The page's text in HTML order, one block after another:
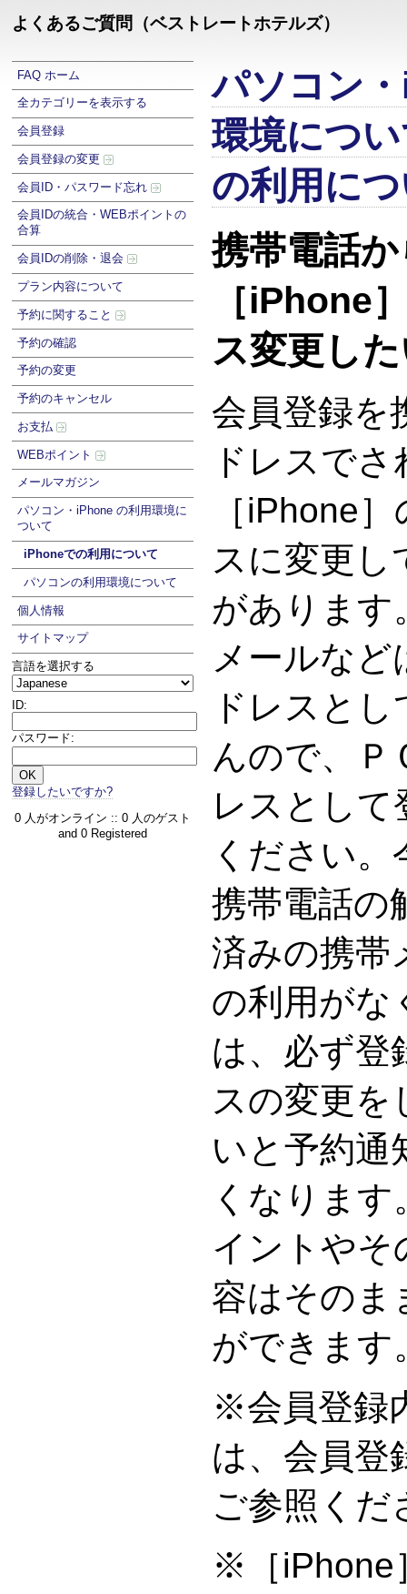
よくあるご質問（ベストレートホテルズ）
FAQ ホーム
全カテゴリーを表示する
会員登録
会員登録の変更
会員ID・パスワード忘れ
会員IDの統合・WEBポイントの
合算
会員IDの削除・退会
プラン内容について
予約に関すること
予約の確認
予約の変更
予約のキャンセル
お支払
WEBポイント
メールマガジン
パソコン・iPhone の利用環境に
ついて
iPhoneでの利用について
パソコンの利用環境について
個人情報
サイトマップ
言語を選択する
ID:
パスワード:
登録したいですか?
0 人がオンライン :: 0 人のゲスト
and 0 Registered
パソコン
環境につ
の利用に
携帯電話
［iPhone
ス変更し
会員登録を
ドレスで
［iPhone
スに変更し
があります
メールなど
ドレスと
んので、Ｐ
レスとして
ください
携帯電話の
済みの携帯
の利用がな
は、必ず登
スの変更を
いと予約通
くなりま
イントやそ
容はそのま
ができます
※会員登録
は、会員登
ご参照くだ
※［iPhone